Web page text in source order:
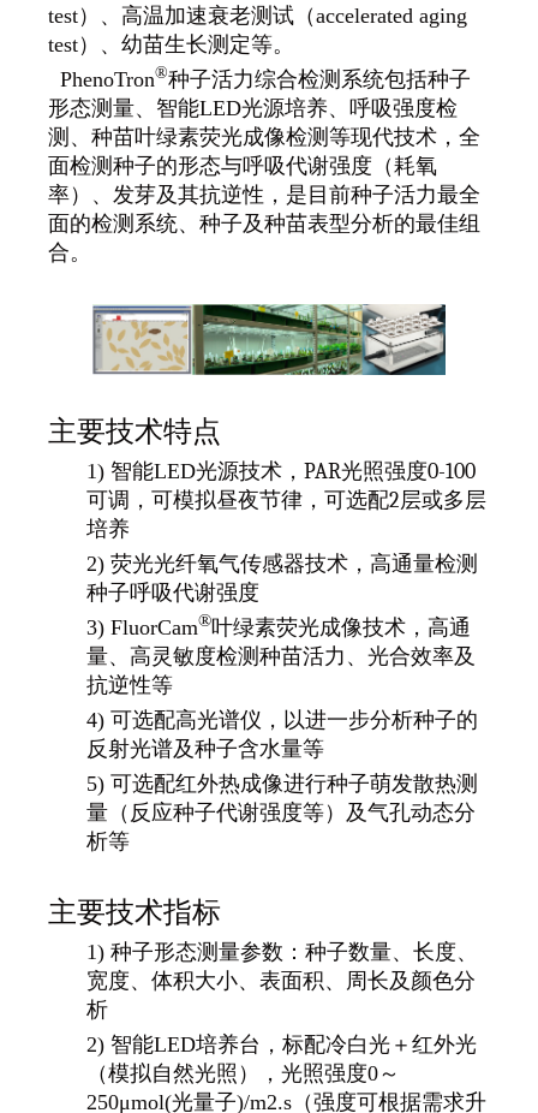
test）、高温加速衰老测试（accelerated aging
test）、幼苗生长测定等。
PhenoTron®种子活力综合检测系统包括种子
形态测量、智能LED光源培养、呼吸强度检
测、种苗叶绿素荧光成像检测等现代技术，全
面检测种子的形态与呼吸代谢强度（耗氧
率）、发芽及其抗逆性，是目前种子活力最全
面的检测系统、种子及种苗表型分析的最佳组
合。
主要技术特点
1) 智能LED光源技术， PAR光照强度0-100
可调，可模拟昼夜节律，可选配2层或多层
培养
2) 荧光光纤氧气传感器技术，高通量检测
种子呼吸代谢强度
3) FluorCam®叶绿素荧光成像技术，高通
量、高灵敏度检测种苗活力、光合效率及
抗逆性等
4) 可选配高光谱仪，以进一步分析种子的
反射光谱及种子含水量等
5) 可选配红外热成像进行种子萌发散热测
量（反应种子代谢强度等）及气孔动态分
析等
主要技术指标
1) 种子形态测量参数：种子数量、长度、
宽度、体积大小、表面积、周长及颜色分
析
2) 智能LED培养台，标配冷白光＋红外光
（模拟自然光照），光照强度0～
250μmol(光量子)/m2.s（强度可根据需求升